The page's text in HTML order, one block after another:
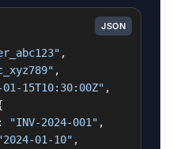
JSON
,
,
01-15T10:30:00Z" ,
: "INV-2024-001" ,
01-10" ,